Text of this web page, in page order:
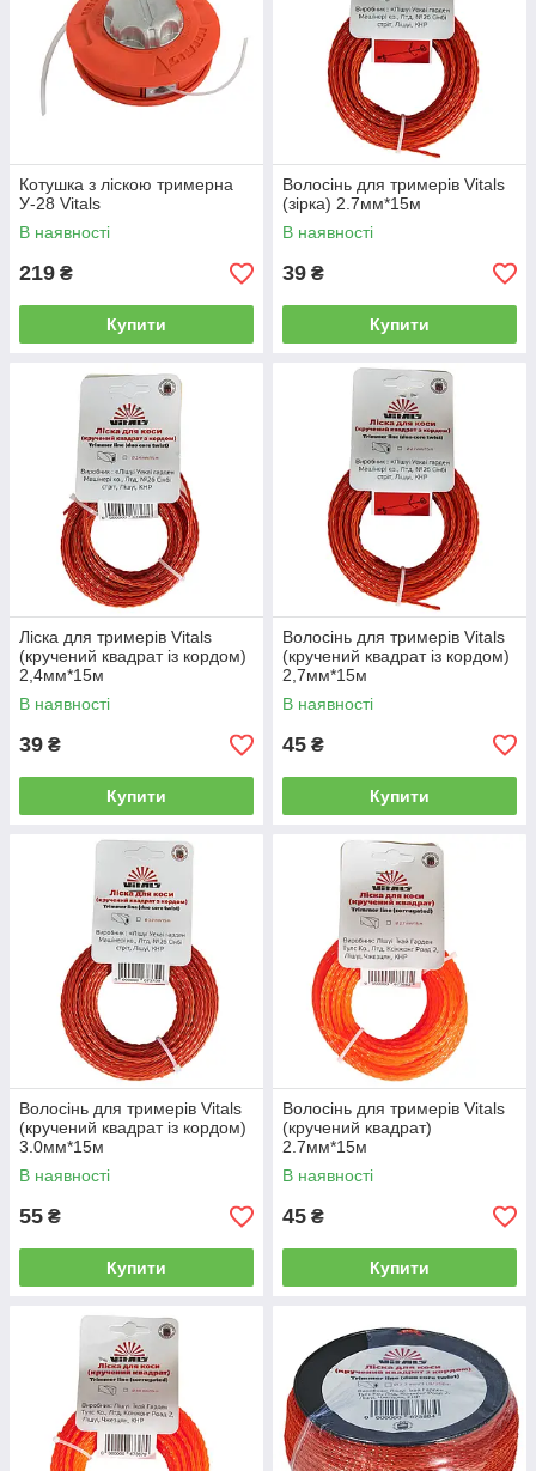
Котушка з ліскою тримерна
У-28 Vitals
В наявності
219 ₴
Купити
Волосінь для тримерів Vitals
(зiрка) 2.7мм*15м
В наявності
39 ₴
Купити
Ліска для тримерів Vitals
(кручений квадрат із кордом)
2,4мм*15м
В наявності
39 ₴
Купити
Волосінь для тримерів Vitals
(кручений квадрат із кордом)
2,7мм*15м
В наявності
45 ₴
Купити
Волосінь для тримерів Vitals
(кручений квадрат із кордом)
3.0мм*15м
В наявності
55 ₴
Купити
Волосінь для тримерів Vitals
(кручений квадрат)
2.7мм*15м
В наявності
45 ₴
Купити